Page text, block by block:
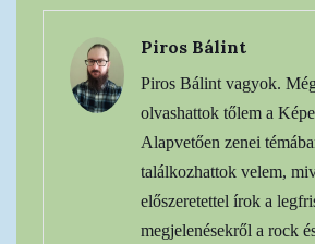
Piros Bálint
Piros Bálint vagyok.
olvashattok tőlem a
Alapvetően zenei
találkozhattok velem,
előszeretettel írok a
megjelenésekről a rock